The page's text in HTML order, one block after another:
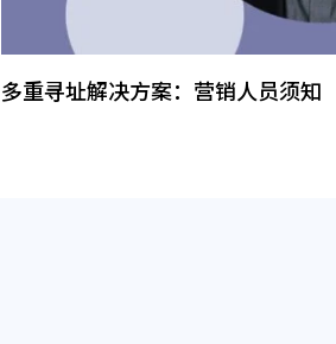
多重寻址解决方案：营销人员须知